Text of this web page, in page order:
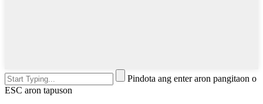
Pindota ang enter aron pangitaon o
ESC aron tapuson